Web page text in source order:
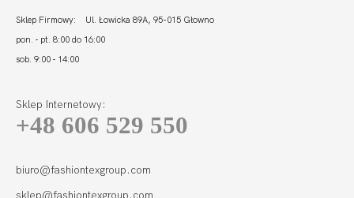
Sklep Firmowy: Ul. Łowicka 89A, 95-015 Głowno
pon. - pt. 8:00 do 16:00
sob. 9:00 - 14:00
Sklep Internetowy:
+48 606 529 550
biuro@fashiontexgroup.com
sklep@fashiontexgroup.com